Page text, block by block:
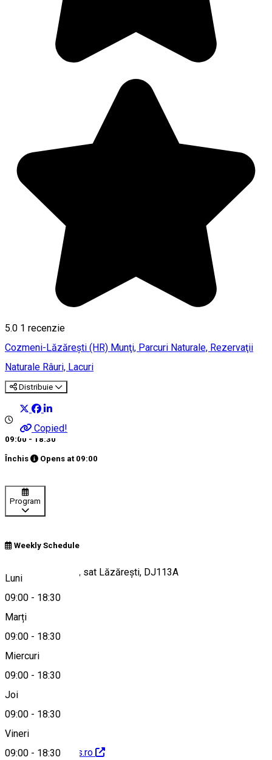
5.0 1 recenzie
Cozmeni-Lăzărești (HR) Munţi, Parcuri Naturale, Rezervaţii
Naturale Râuri, Lacuri
Distribuie
Copied!
09:00 - 18:30
Închis Opens at 09:00
Program
Weekly Schedule
Luni
09:00 - 18:30
Marți
09:00 - 18:30
Miercuri
09:00 - 18:30
Joi
09:00 - 18:30
Vineri
09:00 - 18:30
Comuna Cozmeni, sat Lăzărești, DJ113A
Hartă
http://www.mohos.ro